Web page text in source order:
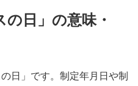
の日」の意味・
日」です。制定年月日や制